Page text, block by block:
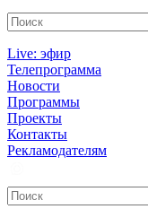
Live: эфир
Телепрограмма
Новости
Программы
Проекты
Контакты
Рекламодателям